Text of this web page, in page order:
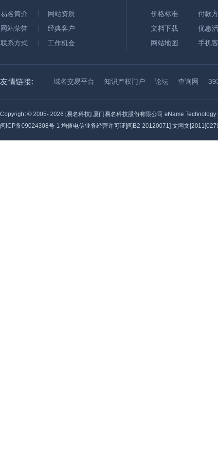
易名简介
网站资质
网站荣誉
经典客户
联系方式
工作机会
价格标准
付款
文档下载
优惠
网站地图
手机
友情链接: 域名交易平台 知识产权门户 论坛 查询网
Copyright © 2005- 2026 [易名科技] 厦门易名科技股份有限公司 eName Technology
闽ICP备09024308号-1 增值电信业务经营许可证[闽B2-20120071] 文网文